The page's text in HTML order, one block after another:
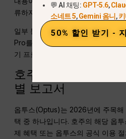
류하지 않습니다.
일부 통신사 및 서비스 제공업체와
Pro를 무료로 제공한 적이 있으나,
기 프로모션 이후 이용 가능 여부가
호주 옵투스 — 과거
별 보고서
옵투스(Optus)는 2026년에 주목해
택 중 하나입니다. 호주의 해당 옵
제 혜택 또는 옵투스의 공식 이용
💬 AI 채팅: GPT-5.6,
소네트 5,Gemini 옴니 ,
50% 할인 받기 -